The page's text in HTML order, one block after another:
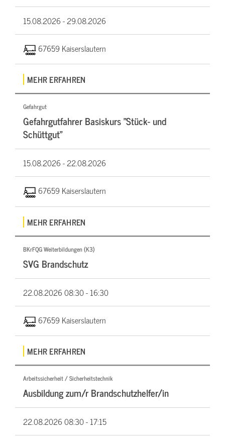
15.08.2026 -29.08.2026
67659 Kaiserslautern
MEHR ERFAHREN
Gefahrgut
Gefahrgutfahrer Basiskurs "Stück- und
Schüttgut"
15.08.2026 -22.08.2026
67659 Kaiserslautern
MEHR ERFAHREN
BKrFQG Weiterbildungen (K3)
SVG Brandschutz
22.08.202608:30 - 16:30
67659 Kaiserslautern
MEHR ERFAHREN
Arbeitssicherheit / Sicherheitstechnik
Ausbildung zum/r Brandschutzhelfer/in
22.08.202608:30 - 17:15